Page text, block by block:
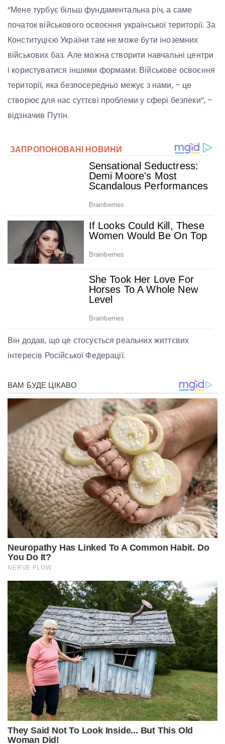
“Мене турбує більш фундаментальна річ, а саме
початок військового освоєння української території. За
Конституцією України там не може бути іноземних
військових баз. Але можна створити навчальні центри
і користуватися іншими формами. Військове освоєння
території, яка безпосередньо межує з нами, – це
створює для нас суттєві проблеми у сфері безпеки”, –
відзначив Путін.
Він додав, що це стосується реальних життєвих
інтересів Російської Федерації.